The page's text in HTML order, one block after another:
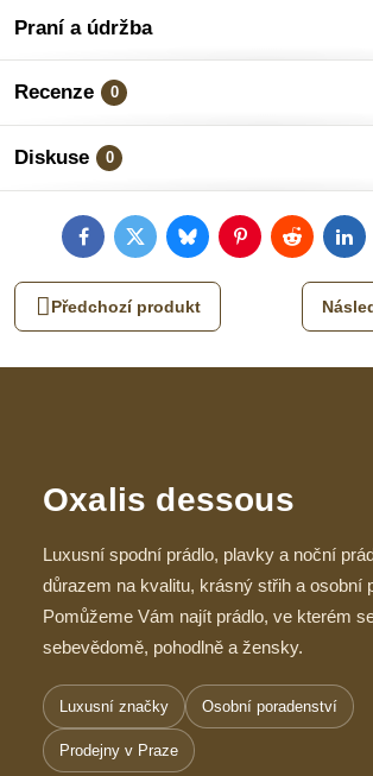
Praní a údržba
Recenze 0
Diskuse 0
FacebookTwitterBlueskyPinterestReddit
Předchozí produkt
Oxalis dessous
Luxusní spodní prádlo, plavky a noční
důrazem na kvalitu, krásný střih a osobní
Pomůžeme Vám najít prádlo, ve kterém
sebevědomě, pohodlně a žensky.
Luxusní značky Osobní poradenství
Prodejny v Praze